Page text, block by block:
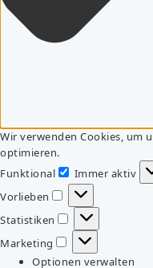
Wir verwenden Cookies, um
optimieren.
Funktional
Funktional
Immer aktiv
Vorlieben
Vorlieben
Statistiken
Statistiken
Marketing
Marketing
Optionen verwalten